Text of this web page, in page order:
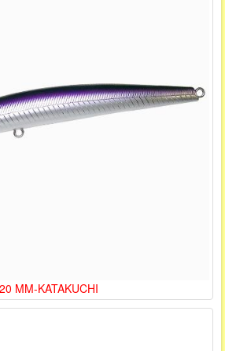
20 MM-KATAKUCHI